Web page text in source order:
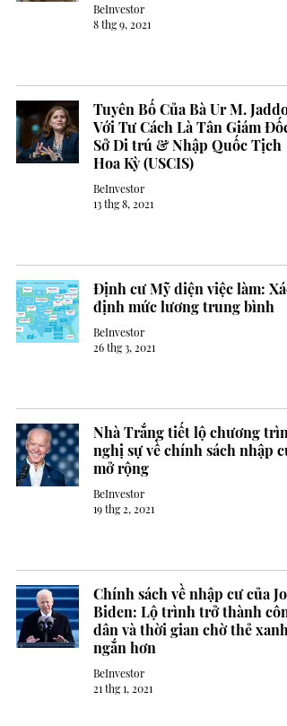
BeInvestor
8 thg 9, 2021
Tuyên Bố Của Bà Ur M.
Với Tư Cách Là Tân Giám Đốc
Sở Di trú & Nhập Quốc Tịch
Hoa Kỳ (USCIS)
BeInvestor
13 thg 8, 2021
Định cư Mỹ diện việc làm: Xác
định mức lương trung bình
BeInvestor
26 thg 3, 2021
Nhà Trắng tiết lộ chương
nghị sự về chính sách nhập cư
mở rộng
BeInvestor
19 thg 2, 2021
Chính sách về nhập cư của Joe
Biden: Lộ trình trở thành
dân và thời gian chờ thẻ xanh
ngắn hơn
BeInvestor
21 thg 1, 2021